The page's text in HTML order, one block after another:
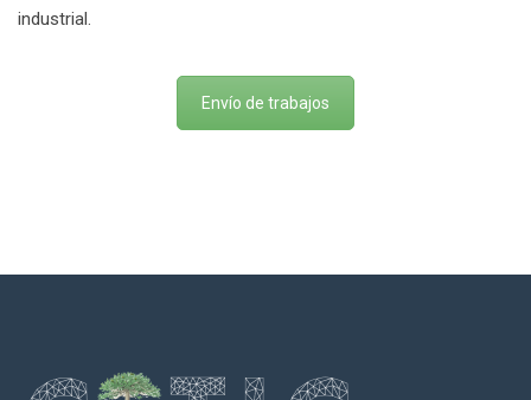
industrial.
Envío de trabajos